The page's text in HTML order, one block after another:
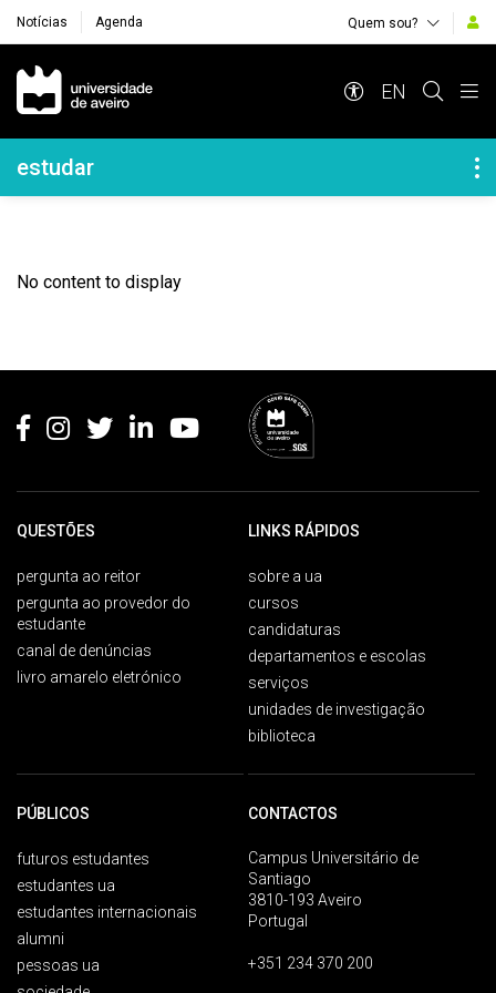
Notícias Agenda Quem sou?
Navegação Principal
EN
Navegação Lateral
estudar
No content to display
QUESTÕES
pergunta ao reitor
pergunta ao provedor do
estudante
canal de denúncias
livro amarelo eletrónico
LINKS RÁPIDOS
sobre a ua
cursos
candidaturas
departamentos e escolas
serviços
unidades de investigação
biblioteca
PÚBLICOS
futuros estudantes
estudantes ua
estudantes internacionais
alumni
pessoas ua
CONTACTOS
Campus Universitário de
Santiago
3810-193 Aveiro
Portugal
+351 234 370 200